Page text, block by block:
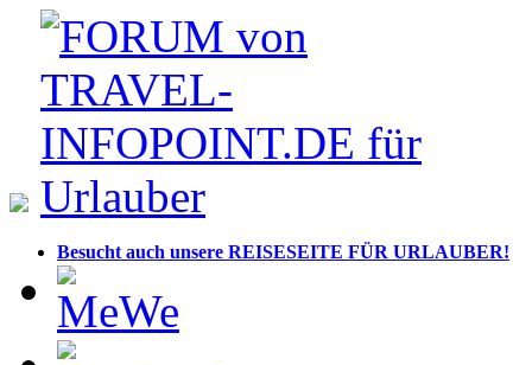
Besucht auch unsere REISESEITE FÜR URLAUBER!